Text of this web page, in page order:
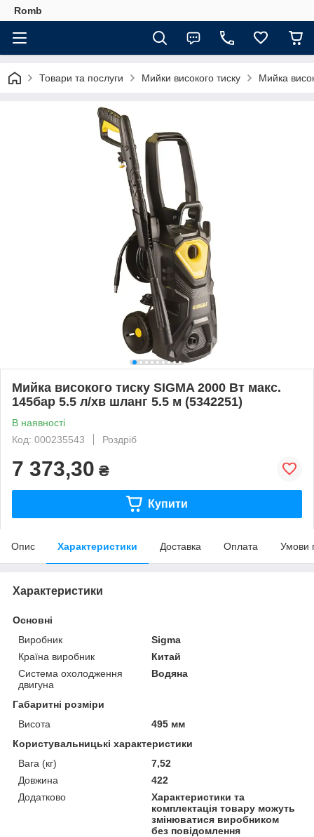
Romb
Товари та послуги Мийки високого тиску Мийка
Мийка високого тиску SIGMA 2000 Вт макс.
145бар 5.5 л/хв шланг 5.5 м (5342251)
В наявності
Код: 000235543
Роздріб
7 373,30 ₴
Купити
Опис Характеристики Доставка Оплата Умови
Характеристики
Основні
Виробник
Sigma
Країна виробник
Китай
Система охолодження
двигуна
Водяна
Габаритні розміри
Висота
495 мм
Користувальницькі характеристики
Вага (кг)
7,52
Довжина
422
Додатково
Характеристики та
комплектація товару можуть
змінюватися виробником
без повідомлення